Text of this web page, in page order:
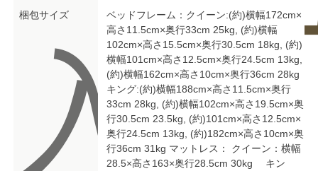
入
梱包サイズ
ベッドフレーム：クイーン:(約)横幅172cm×
高さ11.5cm×奥行33cm 25kg, (約)横幅
102cm×高さ15.5cm×奥行30.5cm 18kg, (約)
横幅101cm×高さ12.5cm×奥行24.5cm 13kg,
(約)横幅162cm×高さ10cm×奥行36cm 28kg
キング:(約)横幅188cm×高さ11.5cm×奥行
33cm 28kg, (約)横幅102cm×高さ19.5cm×奥
行30.5cm 23.5kg, (約)101cm×高さ12.5cm×
奥行24.5cm 13kg, (約)182cm×高さ10cm×奥
行36cm 31kg マットレス： クイーン：横幅
28.5×高さ163×奥行28.5cm 30kg キン